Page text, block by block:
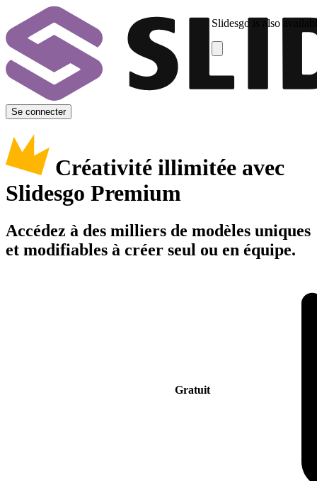
Slidesgo is also
Se connecter
Créativité illimitée avec
Slidesgo Premium
Accédez à des milliers de modèles uniques
et modifiables à créer seul ou en équipe.
Gratuit